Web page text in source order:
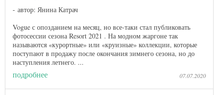
автор: Янина Катрач
Vogue с опозданием на месяц, но все-таки стал публиковать
фотосессии сезона Resort 2021 . На модном жаргоне так
называются «курортные» или «круизные» коллекции, которые
поступают в продажу после окончания зимнего сезона, но до
наступления летнего​​. ...
подробнее 07.07.2020